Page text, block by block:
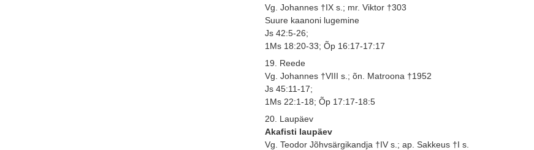
Vg. Johannes †IX s.; mr. Viktor †303
Suure kaanoni lugemine
Js 42:5-26;
1Ms 18:20-33; Õp 16:17-17:17
19. Reede
Vg. Johannes †VIII s.; õn. Matroona †1952
Js 45:11-17;
1Ms 22:1-18; Õp 17:17-18:5
20. Laupäev
Akafisti laupäev
Vg. Teodor Jõhvsärgikandja †IV s.; ap. Sakkeus †I s.